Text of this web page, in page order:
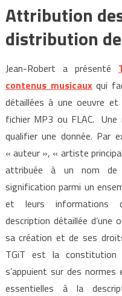
Attribution
distribution
Jean-Robert a présenté
contenus musicauxqui
détaillées à une oeuvre
fichier MP3 ou FLAC.
qualifier une donnée. Par
« auteur », « artiste
attribuée à un nom de
signification parmi un
et leurs informations
description détaillée d’une
sa création et de ses
TGiT est la
s’appuient sur des
essentielles à la